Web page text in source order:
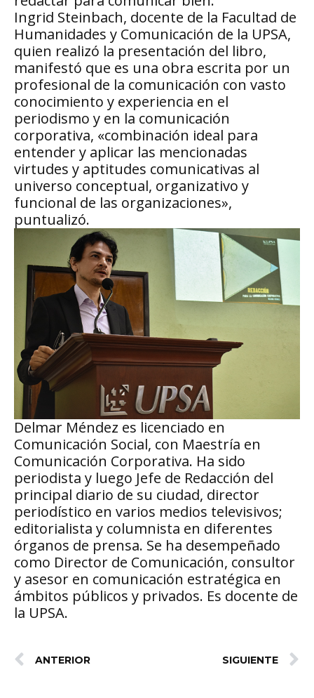
Ingrid Steinbach, docente de la Facultad de
Humanidades y Comunicación de la UPSA,
quien realizó la presentación del libro,
manifestó que es una obra escrita por un
profesional de la comunicación con vasto
conocimiento y experiencia en el
periodismo y en la comunicación
corporativa, «combinación ideal para
entender y aplicar las mencionadas
virtudes y aptitudes comunicativas al
universo conceptual, organizativo y
funcional de las organizaciones»,
puntualizó.
Delmar Méndez es licenciado en
Comunicación Social, con Maestría en
Comunicación Corporativa. Ha sido
periodista y luego Jefe de Redacción del
principal diario de su ciudad, director
periodístico en varios medios televisivos;
editorialista y columnista en diferentes
órganos de prensa. Se ha desempeñado
como Director de Comunicación, consultor
y asesor en comunicación estratégica en
ámbitos públicos y privados. Es docente de
la UPSA.
ANTERIOR SIGUIENTE